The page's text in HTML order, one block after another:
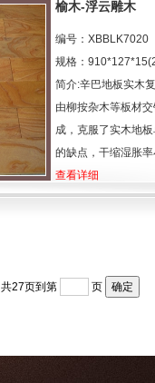
榆木-浮云雕木
编号：XBBLK7020
规格：
简介:辛巴地板实木
由柳按杂木等板材
成，克服了实木地
的缺点，干缩湿胀率
查看详细
共27页到第 页